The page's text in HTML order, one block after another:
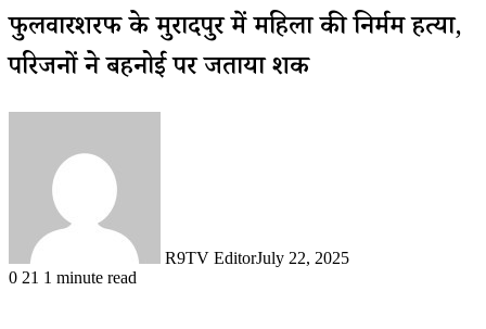
फुलवारीशरीफ के मुरादपुर में महिला की निर्मम हत्या,
परिजनों ने बहनोई पर जताया शक
R9TV EditorJuly 22, 2025
0 21 1 minute read